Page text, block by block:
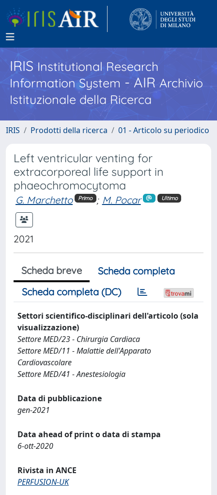
IRISInstitutional Research
Information System - AIR Archivio
Istituzionale della Ricerca
IRIS Prodotti della ricerca 01 - Articolo su periodico
Left ventricular venting for
extracorporeal life support in
phaeochromocytoma
G. Marchetto Primo ; M. Pocar Ultimo
2021
Scheda breve
Scheda completa
Scheda completa (DC)
Settori scientifico-disciplinari dell'articolo (sola
visualizzazione)
Settore MED/23 - Chirurgia Cardiaca
Settore MED/11 - Malattie dell'Apparato
Cardiovascolare
Settore MED/41 - Anestesiologia
Data di pubblicazione
gen-2021
Data ahead of print o data di stampa
6-ott-2020
Rivista in ANCE
PERFUSION-UK